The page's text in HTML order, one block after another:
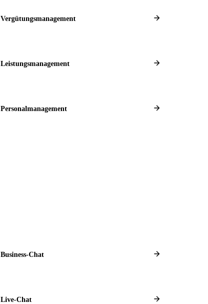
Vergütungsmanagement
Leistungsmanagement
Personalmanagement
Business-Chat
Live-Chat